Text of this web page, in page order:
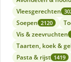
Vleesgerechten
Soepen 2120
Vis & zeevruchten
Taarten, koek &
Pasta & rijst 1419